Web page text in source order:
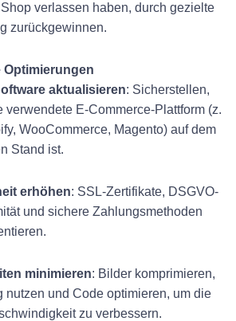
verlassen haben, durch gezielte
zurückgewinnen.
Optimierungen
aktualisieren: Sicherstellen,
verwendete E-Commerce-Plattform (z.
WooCommerce, Magento) auf dem
Stand ist.
erhöhen: SSL-Zertifikate, DSGVO-
und sichere Zahlungsmethoden
minimieren: Bilder komprimieren,
nutzen und Code optimieren, um die
zu verbessern.